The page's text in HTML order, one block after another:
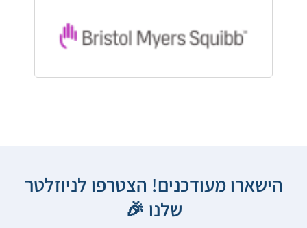
הישארו מעודכנים! הצטרפו לניוזלטר
שלנו 🎉